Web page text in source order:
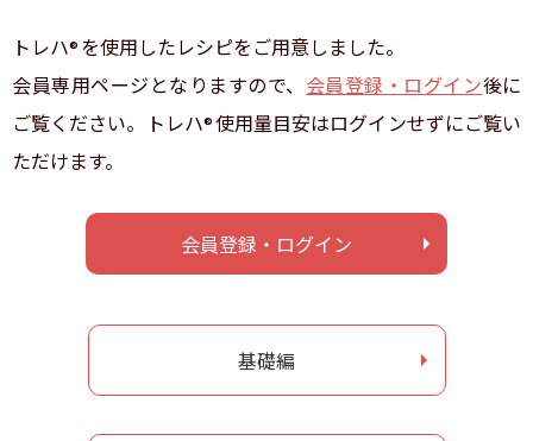
トレハ ® レシピ集
+TREHA®Communication
会員登録 / ログイン
よくあるご質問
トレハ® を使用したレシピをご用意しました。
会員専用ページとなりますので、 会員登録・ログイン後に
ご覧ください。トレハ®使用量目安はログインせずにご覧い
ただけます。
会員登録・ログイン
基礎編